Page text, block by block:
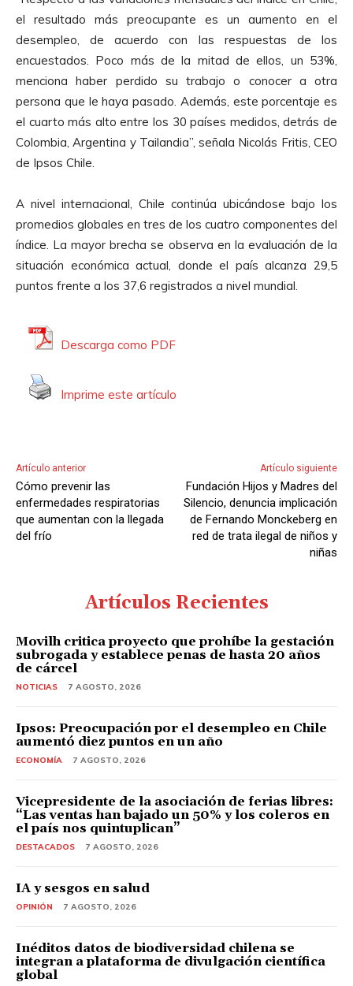
el resultado más preocupante es un aumento en el
desempleo, de acuerdo con las respuestas de los
encuestados. Poco más de la mitad de ellos, un 53%,
menciona haber perdido su trabajo o conocer a otra
persona que le haya pasado. Además, este porcentaje es
el cuarto más alto entre los 30 países medidos, detrás de
Colombia, Argentina y Tailandia”, señala Nicolás Fritis, CEO
de Ipsos Chile.
A nivel internacional, Chile continúa ubicándose bajo los
promedios globales en tres de los cuatro componentes del
índice. La mayor brecha se observa en la evaluación de la
situación económica actual, donde el país alcanza 29,5
puntos frente a los 37,6 registrados a nivel mundial.
Descarga como PDF
Imprime este artículo
Artículo anterior
Cómo prevenir las
enfermedades respiratorias
que aumentan con la llegada
del frío
Artículo siguiente
Fundación Hijos y Madres del
Silencio, denuncia implicación
de Fernando Monckeberg en
red de trata ilegal de niños y
niñas
Artículos Recientes
Movilh critica proyecto que prohíbe la gestación
subrogada y establece penas de hasta 20 años
de cárcel
NOTICIAS 7 AGOSTO, 2026
Ipsos: Preocupación por el desempleo en Chile
aumentó diez puntos en un año
ECONOMÍA 7 AGOSTO, 2026
Vicepresidente de la asociación de ferias libres:
“Las ventas han bajado un 50% y los coleros en
el país nos quintuplican”
DESTACADOS 7 AGOSTO, 2026
IA y sesgos en salud
OPINIÓN 7 AGOSTO, 2026
Inéditos datos de biodiversidad chilena se
integran a plataforma de divulgación científica
global